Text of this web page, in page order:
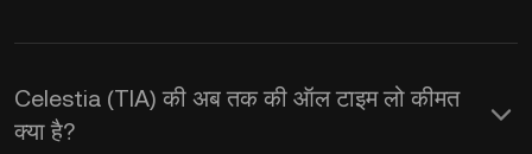
कैलकुलेटर का इस्तेमाल करें।
Celestia (TIA) की अब तक की ऑल टाइम लो कीमत
क्या है?